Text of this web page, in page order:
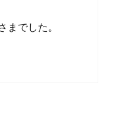
までした。